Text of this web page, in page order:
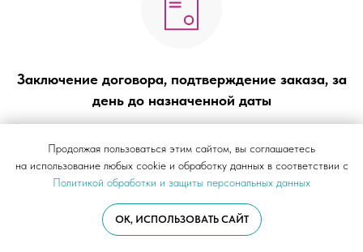
Заключение договора, подтверждение заказа, за
день до назначенной даты
Продолжая пользоваться этим сайтом, вы соглашаетесь
на использование любых cookie и обработку данных в соответствии с
Политикой обработки и защиты персональных данных
OK, ИСПОЛЬЗОВАТЬ САЙТ